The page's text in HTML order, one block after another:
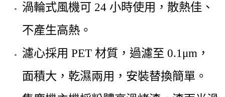
渦輪式風機可 24 小時使用，散熱佳、
不產生高熱。
濾心採用 PET 材質，過濾至 0.1μm，
面積大，乾濕兩用，安裝替換簡單。